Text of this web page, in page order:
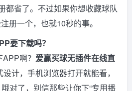
都省了。不过如果你想收藏球队
册一个，也就10秒的事。
要下载吗？
啊？ 爱赢买球无插件在线直
计，手机浏览器打开就能看，
对了，别信那些让你下“专用播